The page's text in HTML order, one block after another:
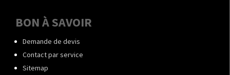
BON À SAVOIR
Demande de devis
Contact par service
Sitemap